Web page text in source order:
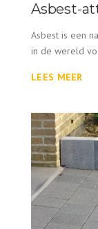
Asbest-
Asbest is een
in de wereld
LEES MEER